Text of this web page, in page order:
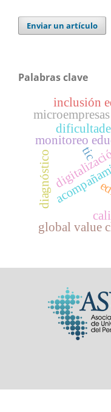
Enviar un artículo
Palabras clave
monitoreo
diagnóstico
inclusión
tic
global value
microempresas